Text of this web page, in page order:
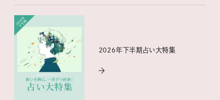
2026年下半期占い大特集